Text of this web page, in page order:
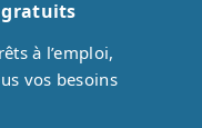
gratuits
à l’emploi,
vos besoins